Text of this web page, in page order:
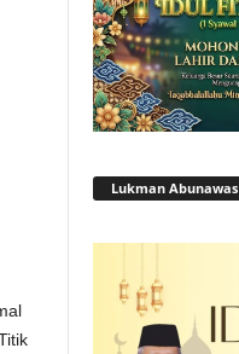
Lukman Abunawas